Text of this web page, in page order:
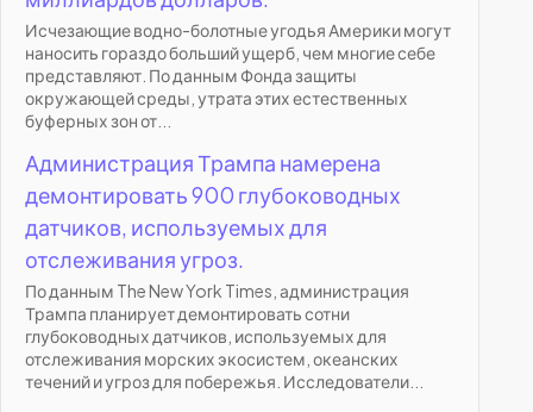
Исчезающие водно-болотные угодья Америки могут
наносить гораздо больший ущерб, чем многие себе
представляют. По данным Фонда защиты
окружающей среды, утрата этих естественных
буферных зон от...
Администрация Трампа намерена
демонтировать 900 глубоководных
датчиков, используемых для
отслеживания угроз.
По данным The New York Times, администрация
Трампа планирует демонтировать сотни
глубоководных датчиков, используемых для
отслеживания морских экосистем, океанских
течений и угроз для побережья. Исследователи...